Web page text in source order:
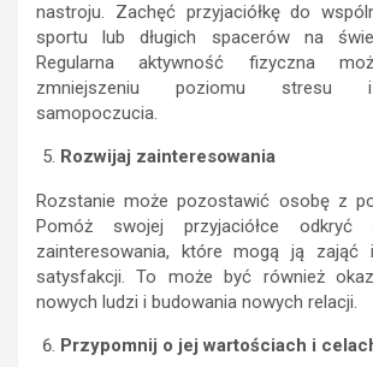
nastroju. Zachęć przyjaciółkę do
sportu lub długich spacerów na
Regularna aktywność fizyczna
zmniejszeniu poziomu stresu i
samopoczucia.
Rozwijaj zainteresowania
Rozstanie może pozostawić osobę z
Pomóż swojej przyjaciółce
zainteresowania, które mogą ją zająć
satysfakcji. To może być również
nowych ludzi i budowania nowych relacji.
Przypomnij o jej wartościach i